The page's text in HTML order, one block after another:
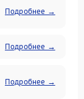
Подробнее →
Подробнее →
Подробнее →